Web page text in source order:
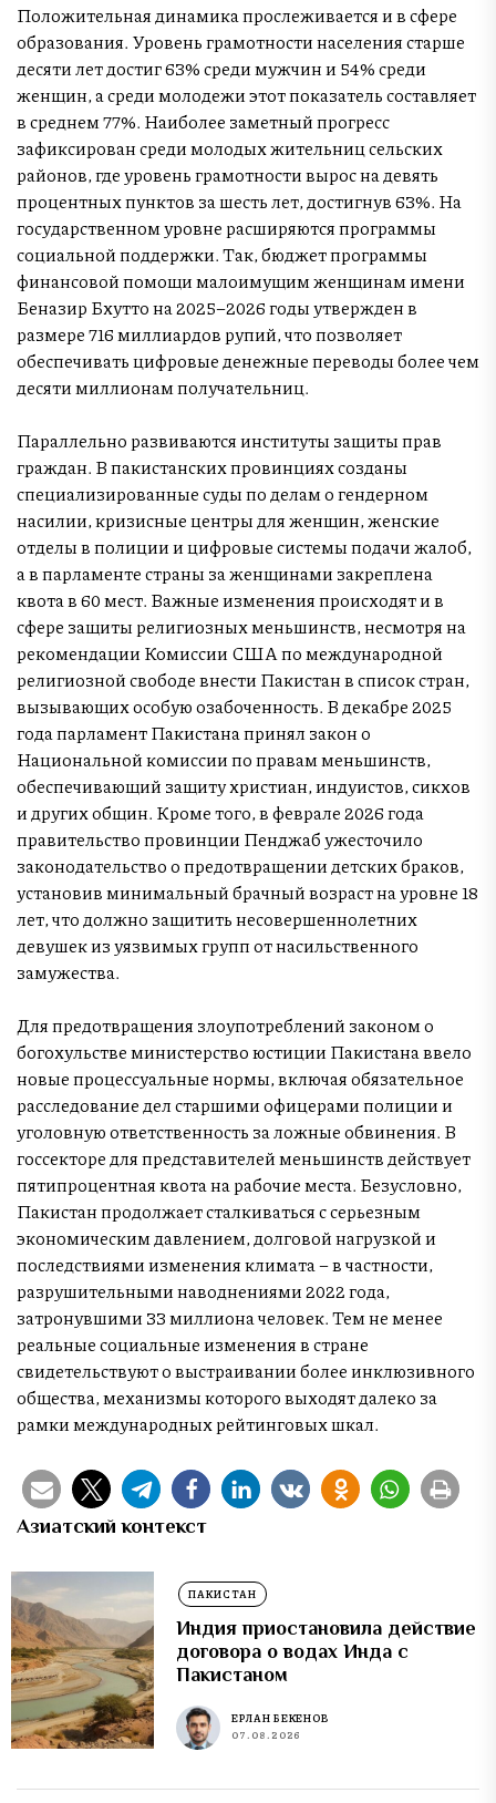
Положительная динамика прослеживается и в сфере
образования. Уровень грамотности населения старше
десяти лет достиг 63% среди мужчин и 54% среди
женщин, а среди молодежи этот показатель составляет
в среднем 77%. Наиболее заметный прогресс
зафиксирован среди молодых жительниц сельских
районов, где уровень грамотности вырос на девять
процентных пунктов за шесть лет, достигнув 63%. На
государственном уровне расширяются программы
социальной поддержки. Так, бюджет программы
финансовой помощи малоимущим женщинам имени
Беназир Бхутто на 2025–2026 годы утвержден в
размере 716 миллиардов рупий, что позволяет
обеспечивать цифровые денежные переводы более чем
десяти миллионам получательниц.
Параллельно развиваются институты защиты прав
граждан. В пакистанских провинциях созданы
специализированные суды по делам о гендерном
насилии, кризисные центры для женщин, женские
отделы в полиции и цифровые системы подачи жалоб,
а в парламенте страны за женщинами закреплена
квота в 60 мест. Важные изменения происходят и в
сфере защиты религиозных меньшинств, несмотря на
рекомендации Комиссии США по международной
религиозной свободе внести Пакистан в список стран,
вызывающих особую озабоченность. В декабре 2025
года парламент Пакистана принял закон о
Национальной комиссии по правам меньшинств,
обеспечивающий защиту христиан, индуистов, сикхов
и других общин. Кроме того, в феврале 2026 года
правительство провинции Пенджаб ужесточило
законодательство о предотвращении детских браков,
установив минимальный брачный возраст на уровне 18
лет, что должно защитить несовершеннолетних
девушек из уязвимых групп от насильственного
замужества.
Для предотвращения злоупотреблений законом о
богохульстве министерство юстиции Пакистана ввело
новые процессуальные нормы, включая обязательное
расследование дел старшими офицерами полиции и
уголовную ответственность за ложные обвинения. В
госсекторе для представителей меньшинств действует
пятипроцентная квота на рабочие места. Безусловно,
Пакистан продолжает сталкиваться с серьезным
экономическим давлением, долговой нагрузкой и
последствиями изменения климата – в частности,
разрушительными наводнениями 2022 года,
затронувшими 33 миллиона человек. Тем не менее
реальные социальные изменения в стране
свидетельствуют о выстраивании более инклюзивного
общества, механизмы которого выходят далеко за
рамки международных рейтинговых шкал.
Азиатский контекст
ПАКИСТАН
Индия приостановила действие
договора о водах Инда с
Пакистаном
ЕРЛАН БЕКЕНОВ
07.08.2026